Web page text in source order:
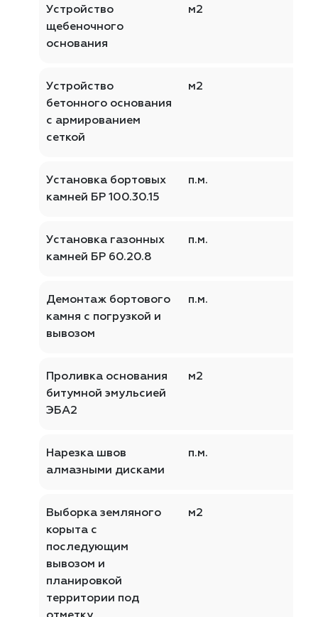
Устройство
щебеночного
основания
м2
Устройство
бетонного основания
с армированием
сеткой
м2
Установка бортовых
камней БР 100.30.15
п.м.
Установка газонных
камней БР 60.20.8
п.м.
Демонтаж бортового
камня с погрузкой и
вывозом
п.м.
Проливка основания
битумной эмульсией
ЭБА2
м2
Нарезка швов
алмазными дисками
п.м.
Выборка земляного
корыта с
последующим
вывозом и
планировкой
территории под
м2